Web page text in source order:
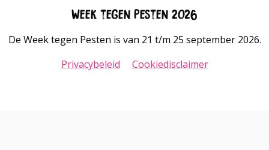
Week tegen Pesten 2026
De Week tegen Pesten is van 21 t/m 25 september 2026.
Privacybeleid
Cookiedisclaimer